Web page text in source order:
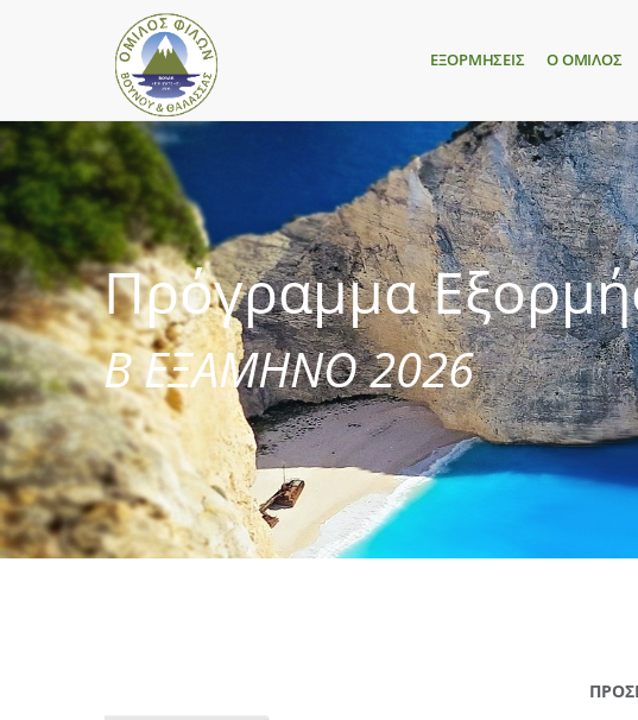
ΕΞΟΡΜΗΣΕΙΣ Ο ΟΜΙΛΟΣ
Πρόγραμμα
Β ΕΞΑΜΗΝΟ 2026